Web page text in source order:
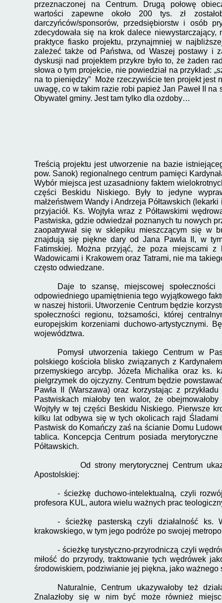
przeznaczonej na Centrum. Drugą połowę
wartości zapewne około 200 tys. zł
darczyńców/sponsorów, przedsiębiorstw i osób
zdecydowała się na krok dalece
praktyce fiasko projektu, przynajmniej w
zależeć także od Państwa, od Waszej postawy i
dyskusji nad projektem przykre było to, że żaden
słowa o tym projekcie, nie powiedział na przykład:
na to pieniędzy” Może rzeczywiście ten projekt jest
uwagę, co w takim razie robi papież Jan Paweł II
Obywatel gminy. Jest tam tylko dla ozdoby…
Treścią projektu jest utworzenie na bazie
pow. Sanok) regionalnego centrum pamięci
Wybór miejsca jest uzasadniony faktem
części Beskidu Niskiego. Były to jedyne
małżeństwem Wandy i Andrzeja Półtawskich
przyjaciół. Ks. Wojtyła wraz z Półtawskimi
Pastwiska, gdzie odwiedzał poznanych tu nowych
zaopatrywał się w sklepiku mieszczącym się w
znajdują się piękne dary od Jana Pawła II, w
Fatimskiej. Można przyjąć, że poza miejscami
Wadowicami i Krakowem oraz Tatrami, nie ma
często odwiedzane.
Daje to szansę, miejscowej
odpowiedniego upamiętnienia tego wyjątkowego
w naszej historii. Utworzenie Centrum będzie
społeczności regionu, tożsamości, której
europejskim korzeniami duchowo-artystycznymi.
województwa.
Pomysł utworzenia takiego Centrum w
polskiego kościoła blisko związanych z
przemyskiego arcybp. Józefa Michalika oraz ks.
pielgrzymek do ojczyzny. Centrum będzie
Pawła II (Warszawa) oraz korzystając z
Pastwiskach miałoby ten walor, że
Wojtyły w tej części Beskidu Niskiego. Pierwsze
kilku lat odbywa się w tych okolicach rajd Śladami
Pastwisk do Komańczy zaś na ścianie Domu
tablica. Koncepcja Centrum posiada
Półtawskich.
Od strony merytorycznej Centrum
Apostolskiej:
- ścieżkę duchowo-intelektualną, czyli
profesora KUL, autora wielu ważnych prac
- ścieżkę pasterską czyli działalność ks.
krakowskiego, w tym jego podróże po swojej
- ścieżkę turystyczno-przyrodniczą czyli
miłość do przyrody, traktowanie tych wędrówek
środowiskiem, podziwianie jej piękna, jako ważnego
Naturalnie, Centrum ukazywałoby też
Znalazłoby się w nim być może również